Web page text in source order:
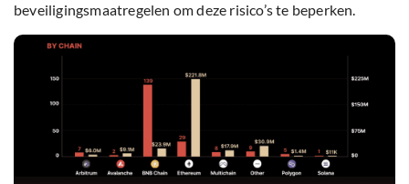
beveiligingsmaatregelen om deze risico’s te beperken.